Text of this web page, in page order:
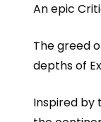
An epic
The greed
depths of
Inspired by